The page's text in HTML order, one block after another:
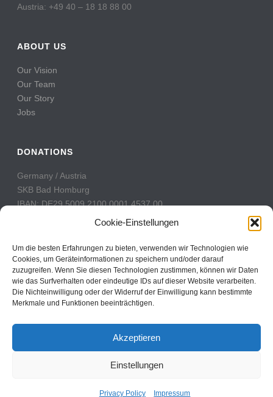
Cookie-Einstellungen
Um die besten Erfahrungen zu bieten, verwenden wir Technologien wie
Cookies, um Geräteinformationen zu speichern und/oder darauf
zuzugreifen. Wenn Sie diesen Technologien zustimmen, können wir Daten
wie das Surfverhalten oder eindeutige IDs auf dieser Website verarbeiten.
Die Nichteinwilligung oder der Widerruf der Einwilligung kann bestimmte
Merkmale und Funktionen beeinträchtigen.
Akzeptieren
Einstellungen
Privacy Policy Impressum
Austria: +49 40 – 18 18 88 00
ABOUT US
Our Vision
Our Team
Our Story
Jobs
DONATIONS
Germany / Austria
SKB Bad Homburg
IBAN: DE29 5009 2100 0001 4537 00
BIC: GENODE51BH2
Switzerland
PostFinance
Konto: 60-742493-7
IBAN: CH31 0900 0000 6074 2493 7
BIC: POFICHBEXXX
Contact